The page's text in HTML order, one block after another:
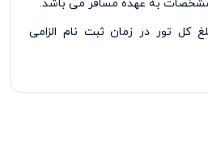
به عهده مسافر می باشد.
از مبلغ کل تور در زمان ثبت نام الزامی